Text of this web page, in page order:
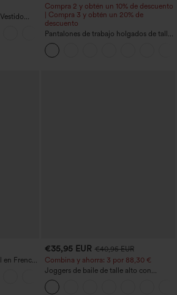
Peezy
+29
Compra 2 y obtén un 10% de descuento
| Compra 3 y obtén un 20% de
descuento
Pantalones de trabajo holgados de talle
medio con bolsillos y pernera estilo
barril
en French
medio,
€35,95 EUR €40,95 EUR
Combina y ahorra: 3 por 88,30 €
Joggers de baile de talle alto con
cordón, fruncidos, corte cónico, secado
rápido, tacto fresco y bolsillos - UPF40+